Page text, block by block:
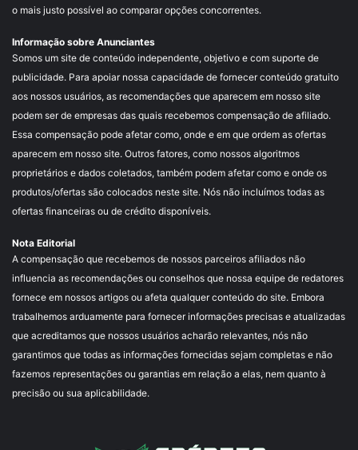
o mais justo possível ao comparar opções concorrentes.
Informação sobre Anunciantes
Somos um site de conteúdo independente, objetivo e com suporte de
publicidade. Para apoiar nossa capacidade de fornecer conteúdo gratuito
aos nossos usuários, as recomendações que aparecem em nosso site
podem ser de empresas das quais recebemos compensação de afiliado.
Essa compensação pode afetar como, onde e em que ordem as ofertas
aparecem em nosso site. Outros fatores, como nossos algoritmos
proprietários e dados coletados, também podem afetar como e onde os
produtos/ofertas são colocados neste site. Nós não incluímos todas as
ofertas financeiras ou de crédito disponíveis.
Nota Editorial
A compensação que recebemos de nossos parceiros afiliados não
influencia as recomendações ou conselhos que nossa equipe de redatores
fornece em nossos artigos ou afeta qualquer conteúdo do site. Embora
trabalhemos arduamente para fornecer informações precisas e atualizadas
que acreditamos que nossos usuários acharão relevantes, nós não
garantimos que todas as informações fornecidas sejam completas e não
fazemos representações ou garantias em relação a elas, nem quanto à
precisão ou sua aplicabilidade.